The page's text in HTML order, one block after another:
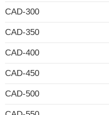
CAD-300
CAD-350
CAD-400
CAD-450
CAD-500